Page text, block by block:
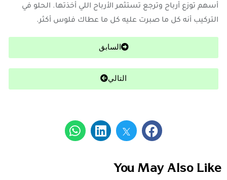
أسهم توزع أرباح وترجع تستثمر الأرباح اللي أخذتها. الحلو في
التركيب أنه كل ما صبرت عليه كل ما عطاك فلوس أكثر.
السابق
التالي
You May Also Like